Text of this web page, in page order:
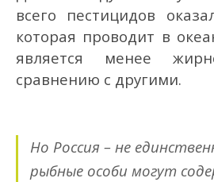
всего пестицидов
которая проводит в
является менее
сравнению с другими.
Но Россия – не
рыбные особи могут